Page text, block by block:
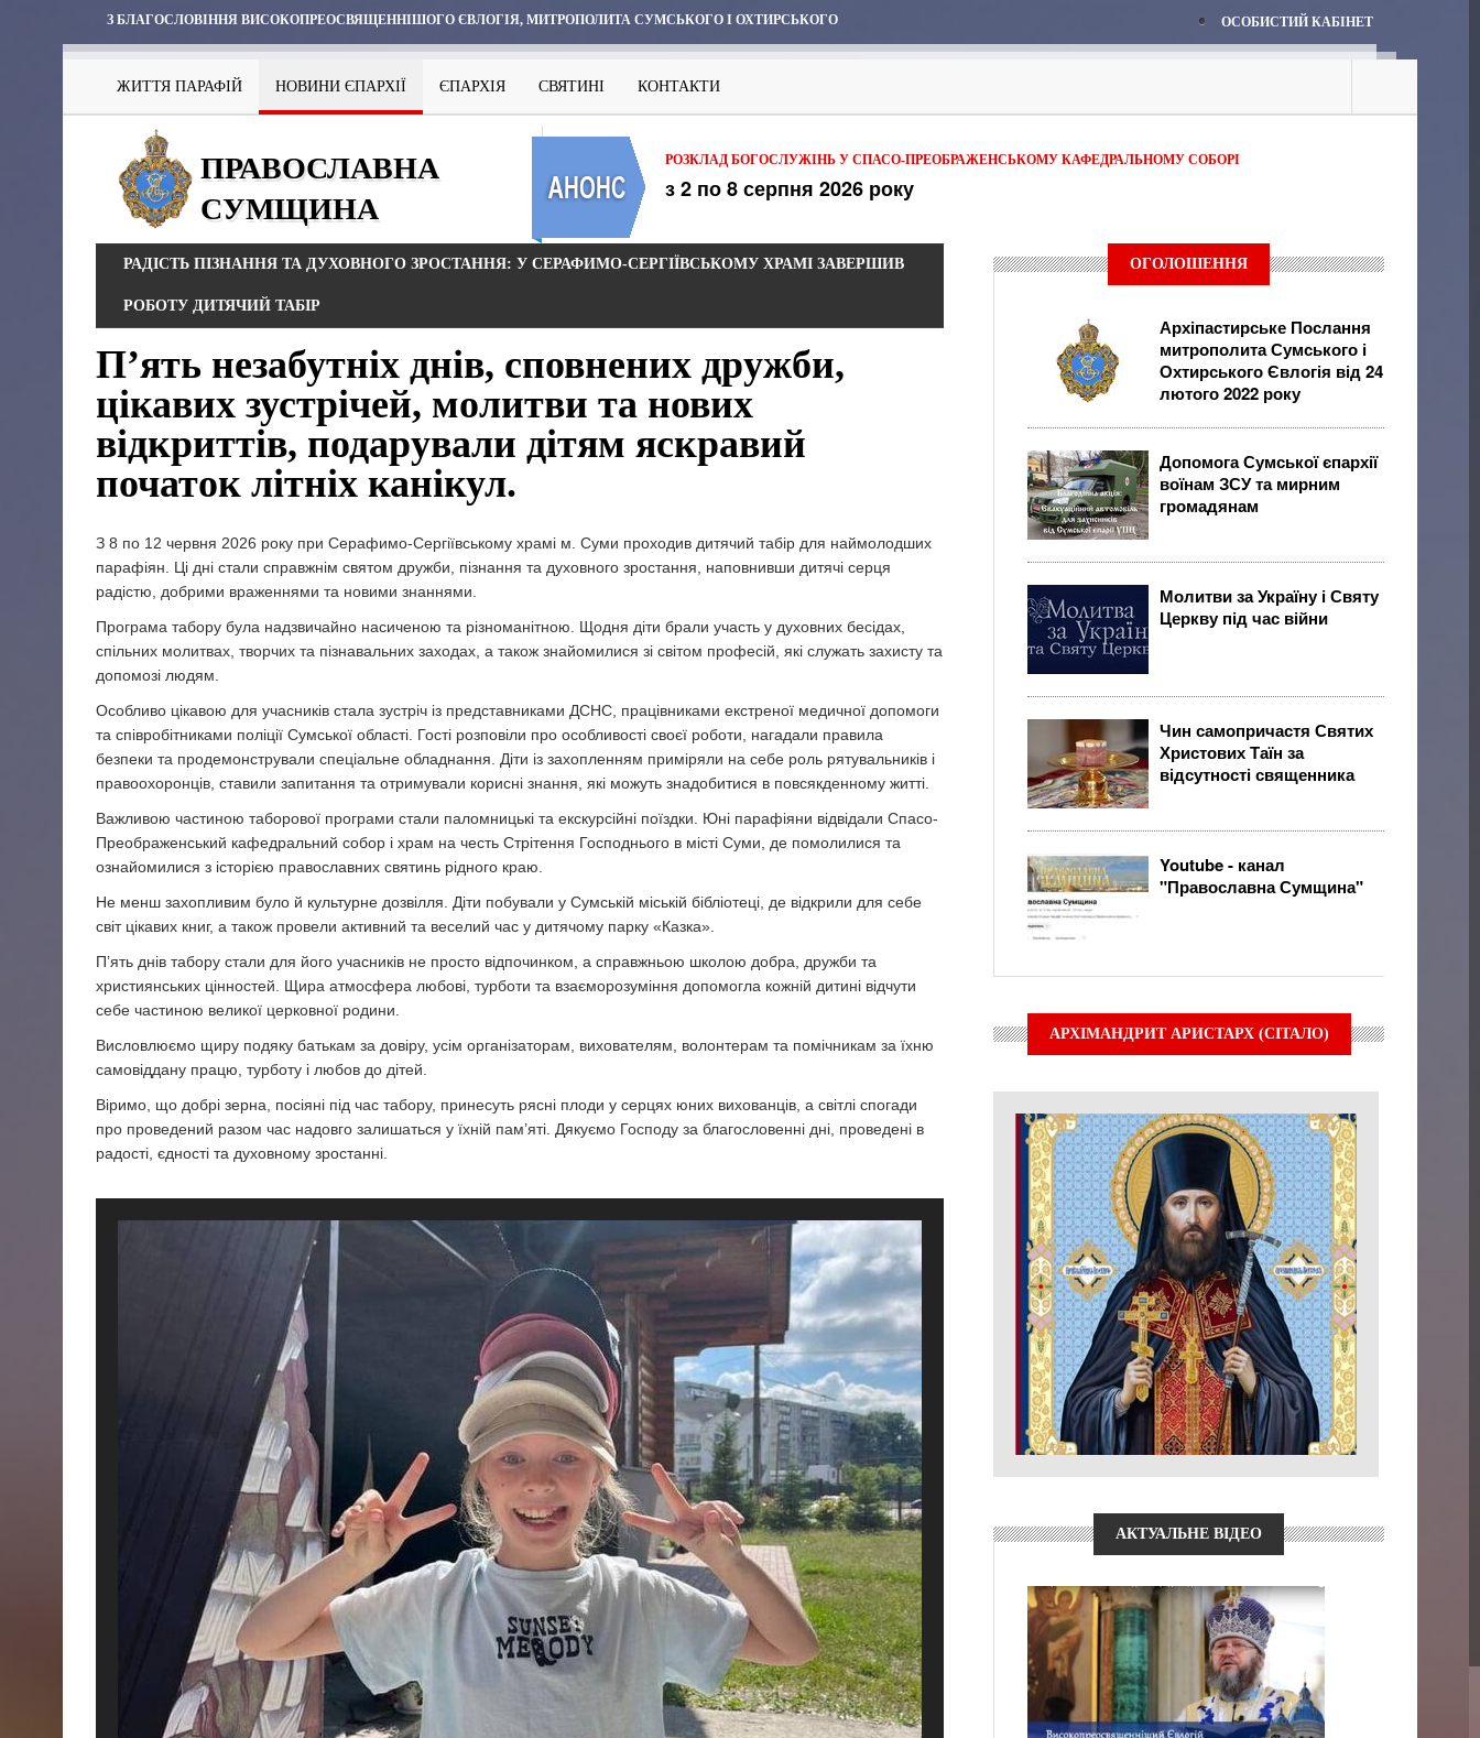
З БЛАГОСЛОВІННЯ ВИСОКОПРЕОСВЯЩЕННІШОГО ЄВЛОГІЯ, МИТРОПОЛИТА СУМСЬКОГО І ОХТИРСЬКОГО ОСОБИСТИЙ КАБІНЕТ
ЖИТТЯ ПАРАФІЙ НОВИНИ ЄПАРХІЇ ЄПАРХІЯ СВЯТИНІ КОНТАКТИ
ПРАВОСЛАВНА
СУМЩИНА
РОЗКЛАД БОГОСЛУЖІНЬ У СПАСО-ПРЕОБРАЖЕНСЬКОМУ КАФЕДРАЛЬНОМУ СОБОРІ
з 2 по 8 серпня 2026 року
РАДІСТЬ ПІЗНАННЯ ТА ДУХОВНОГО ЗРОСТАННЯ: У СЕРАФИМО-СЕРГІЇВСЬКОМУ ХРАМІ ЗАВЕРШИВ
РОБОТУ ДИТЯЧИЙ ТАБІР
П’ять незабутніх днів, сповнених дружби,
цікавих зустрічей, молитви та нових
відкриттів, подарували дітям яскравий
початок літніх канікул.
З 8 по 12 червня 2026 року при Серафимо-Сергіївському храмі м. Суми проходив дитячий табір для наймолодших
парафіян. Ці дні стали справжнім святом дружби, пізнання та духовного зростання, наповнивши дитячі серця
радістю, добрими враженнями та новими знаннями.
Програма табору була надзвичайно насиченою та різноманітною. Щодня діти брали участь у духовних бесідах,
спільних молитвах, творчих та пізнавальних заходах, а також знайомилися зі світом професій, які служать захисту та
допомозі людям.
Особливо цікавою для учасників стала зустріч із представниками ДСНС, працівниками екстреної медичної допомоги
та співробітниками поліції Сумської області. Гості розповіли про особливості своєї роботи, нагадали правила
безпеки та продемонстрували спеціальне обладнання. Діти із захопленням приміряли на себе роль рятувальників і
правоохоронців, ставили запитання та отримували корисні знання, які можуть знадобитися в повсякденному житті.
Важливою частиною таборової програми стали паломницькі та екскурсійні поїздки. Юні парафіяни відвідали Спасо-
Преображенський кафедральний собор і храм на честь Стрітення Господнього в місті Суми, де помолилися та
ознайомилися з історією православних святинь рідного краю.
Не менш захопливим було й культурне дозвілля. Діти побували у Сумській міській бібліотеці, де відкрили для себе
світ цікавих книг, а також провели активний та веселий час у дитячому парку «Казка».
П’ять днів табору стали для його учасників не просто відпочинком, а справжньою школою добра, дружби та
християнських цінностей. Щира атмосфера любові, турботи та взаєморозуміння допомогла кожній дитині відчути
себе частиною великої церковної родини.
Висловлюємо щиру подяку батькам за довіру, усім організаторам, вихователям, волонтерам та помічникам за їхню
самовіддану працю, турботу і любов до дітей.
Віримо, що добрі зерна, посіяні під час табору, принесуть рясні плоди у серцях юних вихованців, а світлі спогади
про проведений разом час надовго залишаться у їхній пам’яті. Дякуємо Господу за благословенні дні, проведені в
радості, єдності та духовному зростанні.
ОГОЛОШЕННЯ
Архіпастирське Послання
митрополита Сумського і
Охтирського Євлогія від 24
лютого 2022 року
Допомога Сумської єпархії
воїнам ЗСУ та мирним
громадянам
Молитви за Україну і Святу
Церкву під час війни
Чин самопричастя Святих
Христових Таїн за
відсутності священника
Youtube - канал
"Православна Сумщина"
АРХІМАНДРИТ АРИСТАРХ (СІТАЛО)
АКТУАЛЬНЕ ВІДЕО